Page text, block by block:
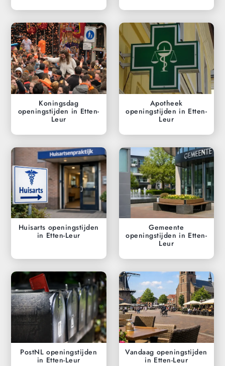
Koningsdag
openingstijden in Etten-
Leur
Apotheek
openingstijden in Etten-
Leur
Huisarts openingstijden
in Etten-Leur
Gemeente
openingstijden in Etten-
Leur
PostNL openingstijden
in Etten-Leur
Vandaag openingstijden
in Etten-Leur